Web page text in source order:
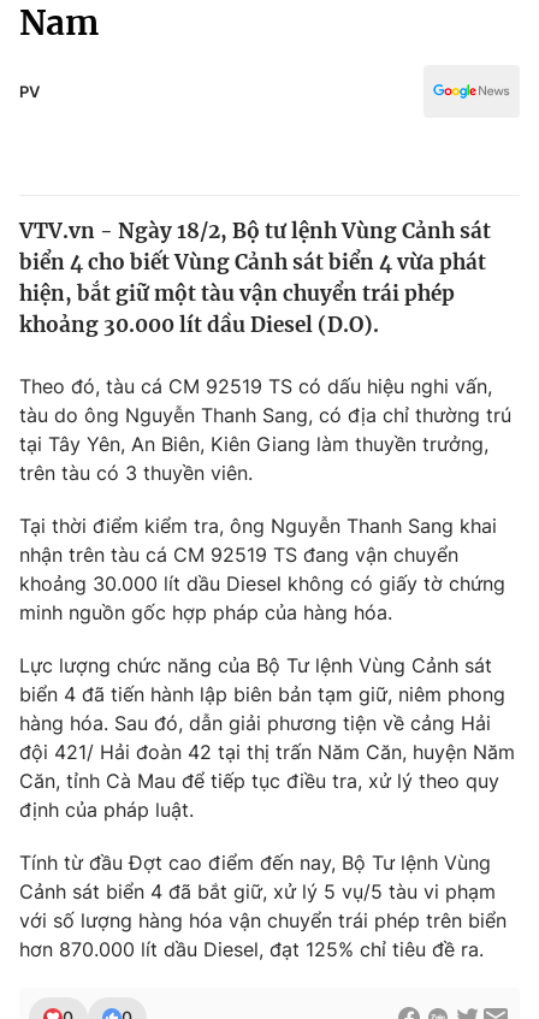
Xã hội
Pháp luật
Thế giới
Tin tức
Thế giới đó đây
Câu chuyện quốc tế
Kinh tế
Thị trường
Góc doanh nghiệp
Truyền hình
Phim VTV
Hậu trường
Nhân vật
Khán giả
Giải sao mai
Điện ảnh
Âm nhạc
Sao
Đời sống
Du lịch
Làm đẹp
Chất lượng cuộc sống
Tuyển sinh
Học trực tuyến
Công nghệ
Hitech Công nghệ tương lai
Sản phẩm
Thị trường
Tư vấn
Giao lưu trực tuyến
Lịch phát sóng
Chuyên mục khác
Y tế
Nam
PV
VTV.vn - Ngày 18/2, Bộ tư lệnh Vùng Cảnh sát
biển 4 cho biết Vùng Cảnh sát biển 4 vừa phát
hiện, bắt giữ một tàu vận chuyển trái phép
khoảng 30.000 lít dầu Diesel (D.O).
Theo đó, tàu cá CM 92519 TS có dấu hiệu nghi vấn,
tàu do ông Nguyễn Thanh Sang, có địa chỉ thường trú
tại Tây Yên, An Biên, Kiên Giang làm thuyền trưởng,
trên tàu có 3 thuyền viên.
Tại thời điểm kiểm tra, ông Nguyễn Thanh Sang khai
nhận trên tàu cá CM 92519 TS đang vận chuyển
khoảng 30.000 lít dầu Diesel không có giấy tờ chứng
minh nguồn gốc hợp pháp của hàng hóa.
Lực lượng chức năng của Bộ Tư lệnh Vùng Cảnh sát
biển 4 đã tiến hành lập biên bản tạm giữ, niêm phong
hàng hóa. Sau đó, dẫn giải phương tiện về cảng Hải
đội 421/ Hải đoàn 42 tại thị trấn Năm Căn, huyện Năm
Căn, tỉnh Cà Mau để tiếp tục điều tra, xử lý theo quy
định của pháp luật.
Tính từ đầu Đợt cao điểm đến nay, Bộ Tư lệnh Vùng
Cảnh sát biển 4 đã bắt giữ, xử lý 5 vụ/5 tàu vi phạm
với số lượng hàng hóa vận chuyển trái phép trên biển
hơn 870.000 lít dầu Diesel, đạt 125% chỉ tiêu đề ra.